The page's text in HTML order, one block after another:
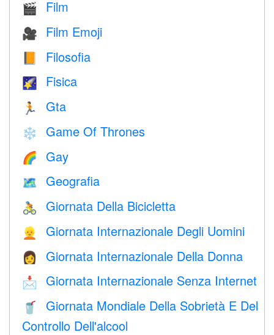
🎬 Film
🎥 Film Emoji
📙 Filosofia
🌠 Fisica
🏃 Gta
❄️ Game Of Thrones
🌈 Gay
🗺 Geografia
🚴 Giornata Della Bicicletta
👱 Giornata Internazionale Degli Uomini
👩 Giornata Internazionale Della Donna
📩 Giornata Internazionale Senza Internet
🥤
Giornata Mondiale Della Sobrietà E Del
Controllo Dell'alcool